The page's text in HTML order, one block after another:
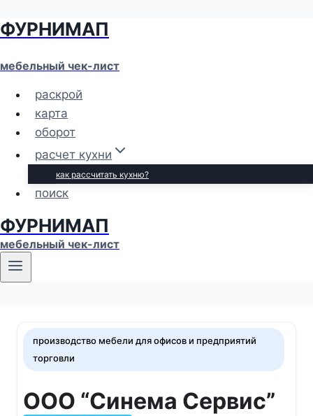
Перейти
содержимому
ФУРНИМАП
мебельный чек-лист
раскрой
карта
оборот
расчет кухни
как рассчитать кухню?
поиск
ФУРНИМАП
мебельный чек-лист
производство мебели для офисов и предприятий
торговли
ООО “Синема Сервис”